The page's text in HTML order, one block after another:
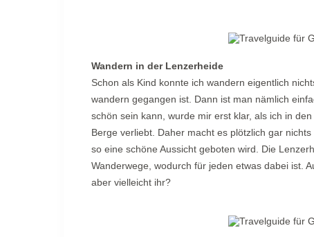
Wandern in der Lenzerheide
Schon als Kind konnte ich wandern eigentlich
wandern gegangen ist. Dann ist man nämlich
schön sein kann, wurde mir erst klar, als ich in
Berge verliebt. Daher macht es plötzlich gar
so eine schöne Aussicht geboten wird. Die
Wanderwege, wodurch für jeden etwas dabei ist.
aber vielleicht ihr?